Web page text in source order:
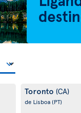
Toronto (CA)
de Lisboa(PT)